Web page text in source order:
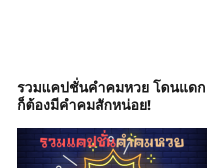
รวมแคปชั่นคำคมหวย โดนแดก
ก็ต้องมีคำคมสักหน่อย!